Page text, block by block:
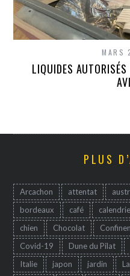
LIQUIDES
PLUS
Arcachon attentat
bordeaux
café
chien
Chocolat
Covid-19
Dune du Pilat
Italie
japon jardin